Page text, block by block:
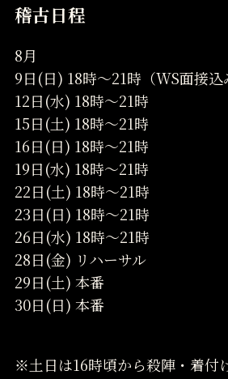
稽古日程
8月
9日(日) 18時～21時（WS面接込
12日(水) 18時～21時
15日(土) 18時～21時
16日(日) 18時～21時
19日(水) 18時～21時
22日(土) 18時～21時
23日(日) 18時～21時
26日(水) 18時～21時
28日(金) リハーサル
29日(土) 本番
30日(日) 本番
※土日は16時頃から殺陣・着付